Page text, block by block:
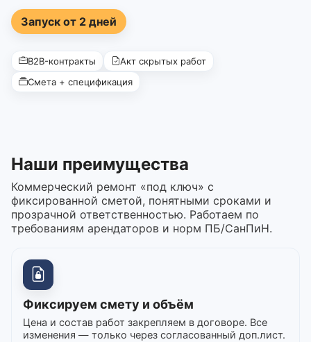
Запуск от 2 дней
B2B-контракты
Акт скрытых работ
Смета + спецификация
Наши преимущества
Коммерческий ремонт «под ключ» с
фиксированной сметой, понятными сроками и
прозрачной ответственностью. Работаем по
требованиям арендаторов и норм ПБ/СанПиН.
Фиксируем смету и объём
Цена и состав работ закрепляем в договоре. Все
изменения — только через согласованный доп.лист.